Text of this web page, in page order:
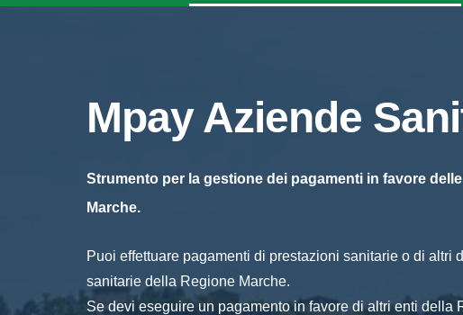
Mpay Aziende
Strumento per la gestione dei pagamenti in favore
Marche.
Puoi effettuare pagamenti di prestazioni sanitarie o di altri
sanitarie della Regione Marche.
Se devi eseguire un pagamento in favore di altri enti della